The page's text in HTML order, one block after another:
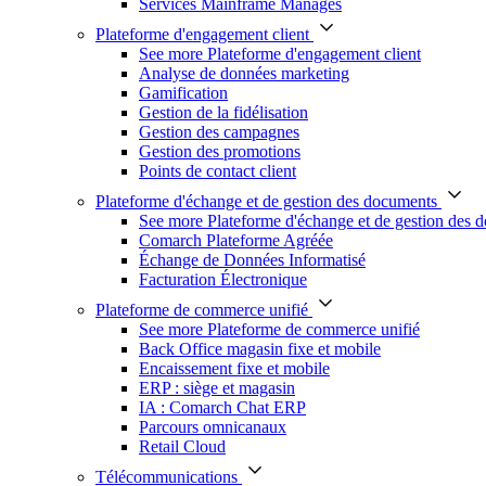
Services Mainframe Managés
Plateforme d'engagement client
See more Plateforme d'engagement client
Analyse de données marketing
Gamification
Gestion de la fidélisation
Gestion des campagnes
Gestion des promotions
Points de contact client
Plateforme d'échange et de gestion des documents
See more Plateforme d'échange et de gestion des
Comarch Plateforme Agréée
Échange de Données Informatisé
Facturation Électronique
Plateforme de commerce unifié
See more Plateforme de commerce unifié
Back Office magasin fixe et mobile
Encaissement fixe et mobile
ERP : siège et magasin
IA : Comarch Chat ERP
Parcours omnicanaux
Retail Cloud
Télécommunications